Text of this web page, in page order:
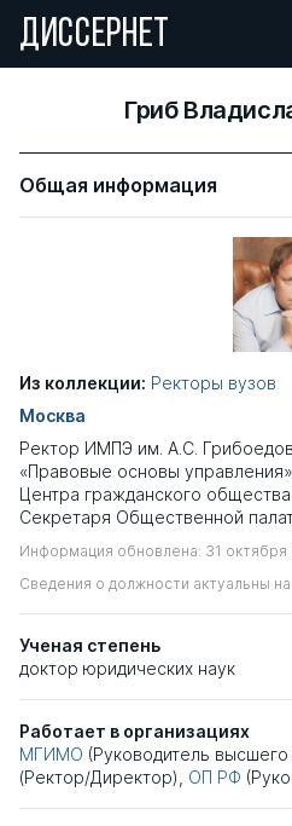
ДИССЕРНЕТ
Гриб
Общая информация
Из коллекции: Ректоры вузов
Москва
Ректор ИМПЭ им. А.С.
«Правовые основы
Центра гражданского
Секретаря Общественной
Информация обновлена: 31 октября
Сведения о должности актуальны
Ученая степень
доктор юридических наук
Работает в организациях
МГИМО (Руководитель высшего
(Ректор/Директор), ОП РФ